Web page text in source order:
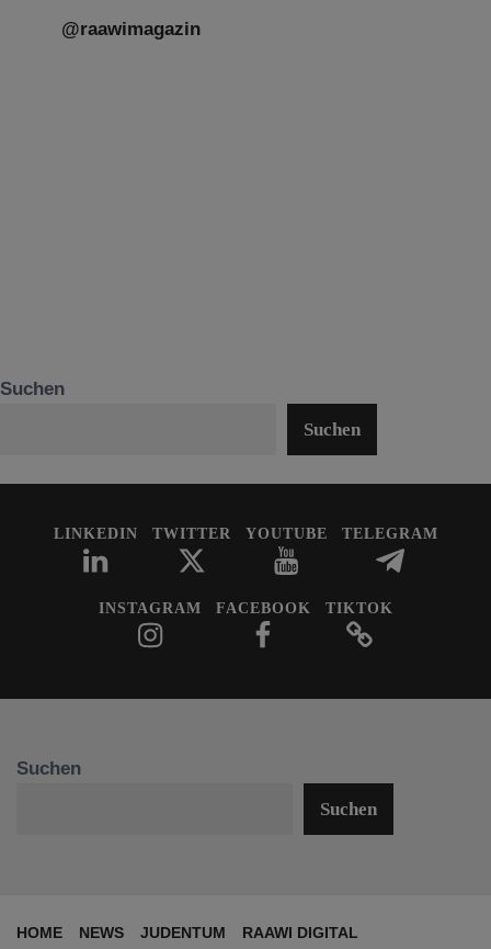
@raawimagazin
Suchen
Suchen
LINKEDIN TWITTER YOUTUBE TELEGRAM
INSTAGRAM FACEBOOK TIKTOK
Suchen
Suchen
HOME NEWS JUDENTUM RAAWI DIGITAL